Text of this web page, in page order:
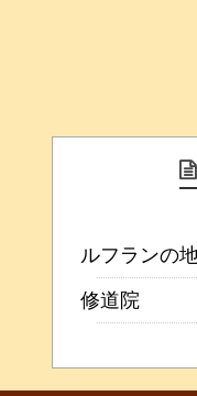
ルフランの
修道院